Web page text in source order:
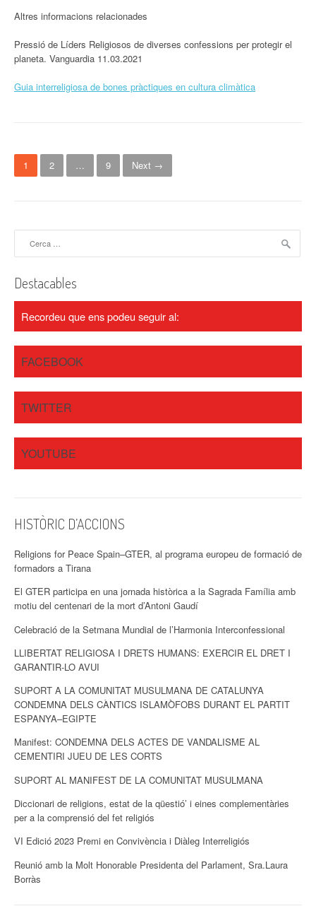
Altres informacions relacionades
Pressió de Líders Religiosos de diverses confessions per protegir el
planeta. Vanguardia 11.03.2021
Guia interreligiosa de bones pràctiques en cultura climàtica
P
o
t
s
n
a
v
g
a
t
n
1 2 … 9 Next →
Destacables
Recordeu que ens podeu seguir al:
FACEBOOK
TWITTER
YOUTUBE
HISTÒRIC D’ACCIONS
Religions for Peace Spain–GTER, al programa europeu de formació de
formadors a Tirana
El GTER participa en una jornada històrica a la Sagrada Família amb
motiu del centenari de la mort d’Antoni Gaudí
Celebració de la Setmana Mundial de l’Harmonia Interconfessional
LLIBERTAT RELIGIOSA I DRETS HUMANS: EXERCIR EL DRET I
GARANTIR-LO AVUI
SUPORT A LA COMUNITAT MUSULMANA DE CATALUNYA
CONDEMNA DELS CÀNTICS ISLAMÒFOBS DURANT EL PARTIT
ESPANYA–EGIPTE
Manifest: CONDEMNA DELS ACTES DE VANDALISME AL
CEMENTIRI JUEU DE LES CORTS
SUPORT AL MANIFEST DE LA COMUNITAT MUSULMANA
Diccionari de religions, estat de la qüestió’ i eines complementàries
per a la comprensió del fet religiós
VI Edició 2023 Premi en Convivència i Diàleg Interreligiós
Reunió amb la Molt Honorable Presidenta del Parlament, Sra.Laura
Borràs